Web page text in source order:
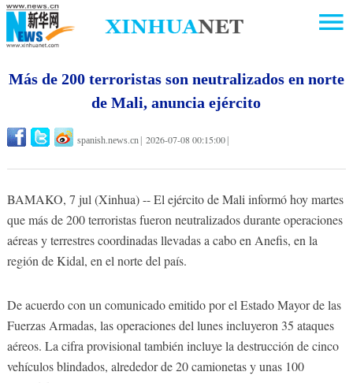
Más de 200 terroristas son neutralizados en norte
de Mali, anuncia ejército
spanish.news.cn 2026-07-08 00:15:00
BAMAKO, 7 jul (Xinhua) -- El ejército de Mali informó hoy martes
que más de 200 terroristas fueron neutralizados durante operaciones
aéreas y terrestres coordinadas llevadas a cabo en Anefis, en la
región de Kidal, en el norte del país.
De acuerdo con un comunicado emitido por el Estado Mayor de las
Fuerzas Armadas, las operaciones del lunes incluyeron 35 ataques
aéreos. La cifra provisional también incluye la destrucción de cinco
vehículos blindados, alrededor de 20 camionetas y unas 100